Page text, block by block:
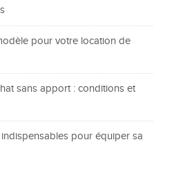
pour votre location de
sans apport : conditions et
pour équiper sa